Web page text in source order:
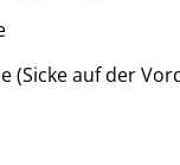
(Sicke auf der